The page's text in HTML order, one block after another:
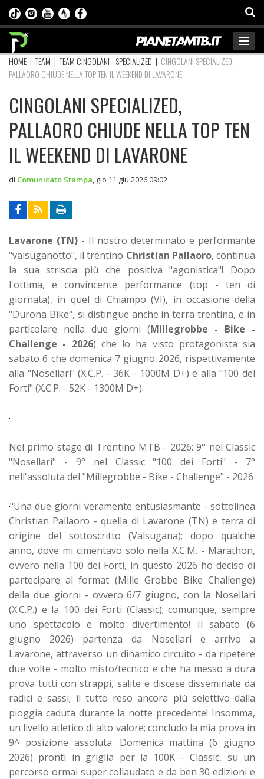
HOME |TEAM |TEAM CINGOLANI - SPECIALIZED | CINGOLANI SPECIALIZED,
PALLAORO CHIUDE NELLA TOP TEN IL WEEKEND DI LAVARONE
CINGOLANI SPECIALIZED,
PALLAORO CHIUDE NELLA TOP TEN
IL WEEKEND DI LAVARONE
di Comunicato Stampa gio 11 giu 2026 09:02
Lavarone (TN) - Il nostro determinato e performante
"valsuganotto", il trentino Christian Pallaoro, continua
la sua striscia più che positiva "agonistica"! Dopo
l'ottima, e convincente performance (top - ten di
giornata), in quel di Chiampo (VI), in occasione della
"Durona Bike", si distingue anche in terra trentina, e in
particolare nella due giorni (Millegrobbe - Bike -
Challenge - 2026) che lo ha visto protagonista sia
sabato 6 che domenica 7 giugno 2026, rispettivamente
alla "Nosellari" (X.C.P. - 36K - 1000M D+) e alla "100 dei
Forti" (X.C.P. - 52K - 1300M D+).
Nel primo stage di Trentino MTB - 2026: 9° nel Classic
"Nosellari" - 9° nel Classic "100 dei Forti" - 7°
nell'assoluta del "Millegrobbe - Bike - Challenge" - 2026
"Una due giorni veramente entusiasmante - sottolinea
Christian Pallaoro - quella di Lavarone (TN) e terra di
origine del sottoscritto (Valsugana); dopo qualche
anno, dove mi cimentavo solo nella X.C.M. - Marathon,
ovvero nella 100 dei Forti, in questo 2026 ho deciso di
partecipare al format (Mille Grobbe Bike Challenge)
della due giorni - ovvero 6/7 giugno, con la Nosellari
(X.C.P.) e la 100 dei Forti (Classic); comunque, sempre
uno spettacolo e molto divertimento! Il sabato (6
giugno 2026) partenza da Nosellari e arrivo a
Lavarone, attraverso un dinamico circuito - da ripetere
due volte - molto misto/tecnico e che ha messo a dura
prova tutti con strappi, salite e discese disseminate da
radici e sassi; il tutto reso ancora più selettivo dalla
pioggia caduta durante la notte precedente! Insomma,
un livello atletico di alto valore; concludo la mia prova in
9^ posizione assoluta. Domenica mattina (6 giugno
2026) pronti in griglia per la 100K - Classic, su un
percorso ormai super collaudato e da ben 30 edizioni e